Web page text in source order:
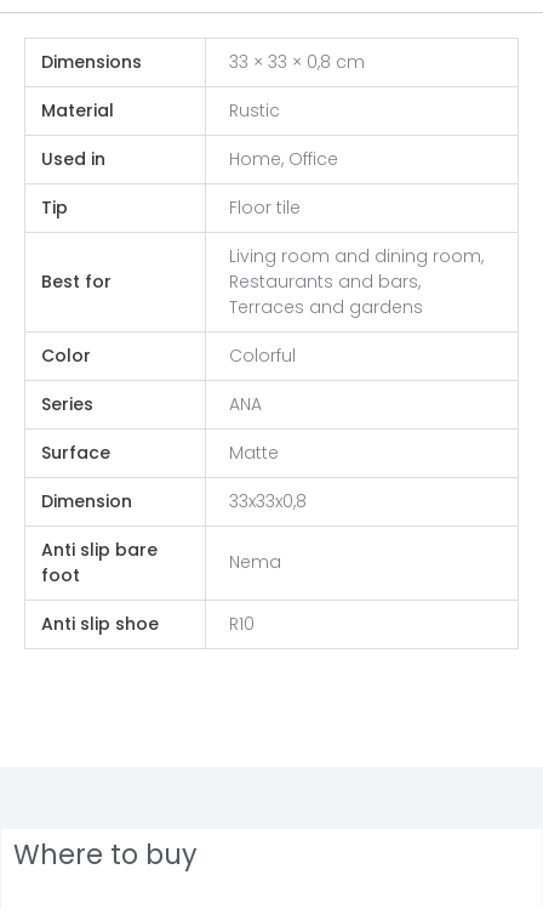
Dimensions
33 × 33 × 0,8 cm
Material
Rustic
Used in
Home, Office
Tip
Floor tile
Best for
Living room and dining room,
Restaurants and bars,
Terraces and gardens
Color
Colorful
Series
ANA
Surface
Matte
Dimension
33x33x0,8
Anti slip bare
foot
Nema
Anti slip shoe R10
Where to buy